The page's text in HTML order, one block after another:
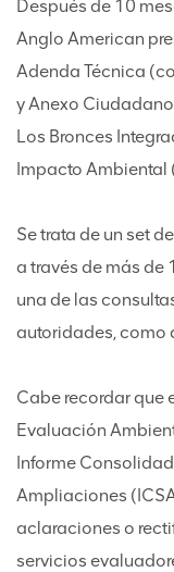
Después de 10
Anglo American
Adenda Técnica
y Anexo
Los Bronces
Impacto Ambiental
Se trata de un set
a través de más
una de las
autoridades, como
Cabe recordar que
Evaluación
Informe
Ampliaciones
aclaraciones o
servicios